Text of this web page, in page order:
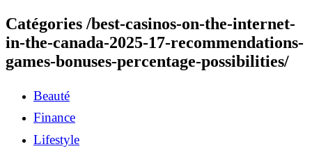
Catégories /best-casinos-on-the-internet-
in-the-canada-2025-17-recommendations-
games-bonuses-percentage-possibilities/
Beauté
Finance
Lifestyle